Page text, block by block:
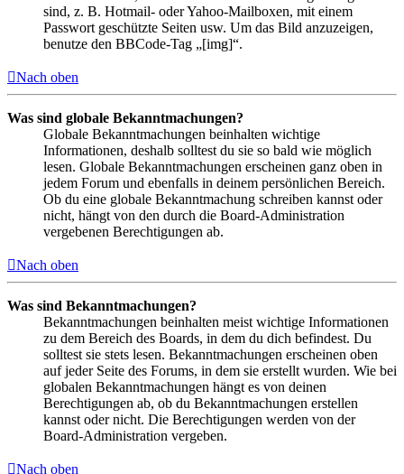
sind, z. B. Hotmail- oder Yahoo-Mailboxen, mit einem
Passwort geschützte Seiten usw. Um das Bild anzuzeigen,
benutze den BBCode-Tag „[img]“.
Nach oben
Was sind globale Bekanntmachungen?
Globale Bekanntmachungen beinhalten wichtige
Informationen, deshalb solltest du sie so bald wie möglich
lesen. Globale Bekanntmachungen erscheinen ganz oben in
jedem Forum und ebenfalls in deinem persönlichen Bereich.
Ob du eine globale Bekanntmachung schreiben kannst oder
nicht, hängt von den durch die Board-Administration
vergebenen Berechtigungen ab.
Nach oben
Was sind Bekanntmachungen?
Bekanntmachungen beinhalten meist wichtige Informationen
zu dem Bereich des Boards, in dem du dich befindest. Du
solltest sie stets lesen. Bekanntmachungen erscheinen oben
auf jeder Seite des Forums, in dem sie erstellt wurden. Wie bei
globalen Bekanntmachungen hängt es von deinen
Berechtigungen ab, ob du Bekanntmachungen erstellen
kannst oder nicht. Die Berechtigungen werden von der
Board-Administration vergeben.
Nach oben